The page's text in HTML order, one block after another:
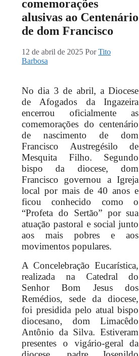
comemorações
alusivas ao Centenário
de dom Francisco
12 de abril de 2025 PorTito
Barbosa
No dia 3 de abril, a Diocese
de Afogados da Ingazeira
encerrou oficialmente as
comemorações do centenário
de nascimento de dom
Francisco Austregésilo de
Mesquita Filho. Segundo
bispo da diocese, dom
Francisco governou a Igreja
local por mais de 40 anos e
ficou conhecido como o
“Profeta do Sertão” por sua
atuação pastoral e social junto
aos mais pobres e aos
movimentos populares.
A Concelebração Eucarística,
realizada na Catedral do
Senhor Bom Jesus dos
Remédios, sede da diocese,
foi presidida pelo atual bispo
diocesano, dom Limacêdo
Antônio da Silva. Estiveram
presentes o vigário-geral da